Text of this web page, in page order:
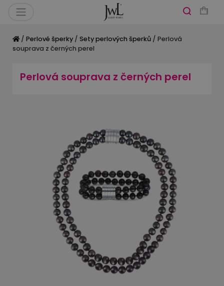
/ Perlové šperky / Sety perlových šperků / Perlová
souprava z černých perel
Perlová souprava z černých perel